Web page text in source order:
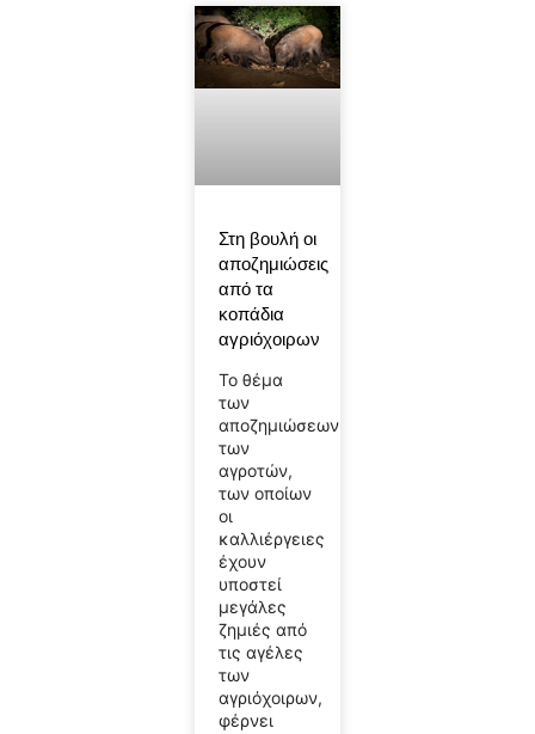
Στη βουλή οι
αποζημιώσεις
από τα
κοπάδια
αγριόχοιρων
Το θέμα
των
αποζημιώσεων
των
αγροτών,
των οποίων
οι
καλλιέργειες
έχουν
υποστεί
μεγάλες
ζημιές από
τις αγέλες
των
αγριόχοιρων,
φέρνει